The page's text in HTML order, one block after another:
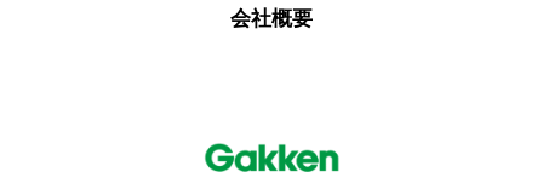
会社概要